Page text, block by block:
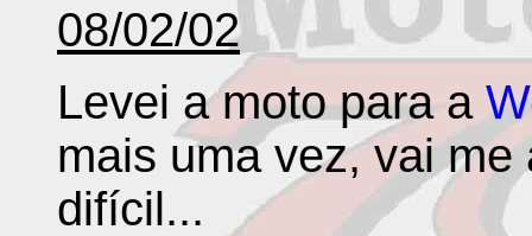
08/02/02
Levei a moto para a
mais uma vez, vai
difícil...